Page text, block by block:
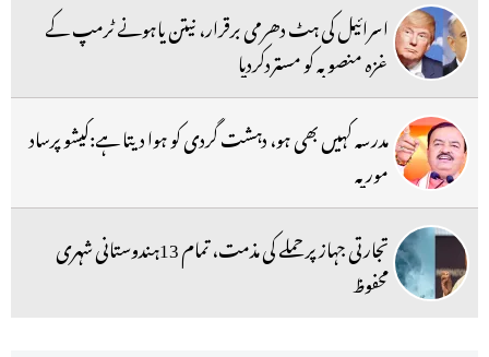
اسرائیل کی ہٹ دھرمی برقرار، نیتن یاہونے ٹرمپ کے
غزہ منصوبہ کو مستردکردیا
مدرسہ کہیں بھی ہو، دہشت گردی کو ہوا دیتا ہے:کیشو پرساد
موریہ
تجارتی جہاز پر حملے کی مذمت، تمام 13ہندوستانی شہری
محفوظ